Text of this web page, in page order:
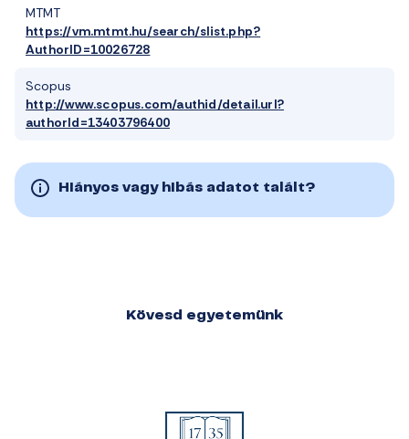
MTMT
https://vm.mtmt.hu/search/slist.php?
AuthorID=10026728
Scopus
http://www.scopus.com/authid/detail.url?
authorId=13403796400
Hiányos vagy hibás adatot talált?
Kövesd egyetemünk